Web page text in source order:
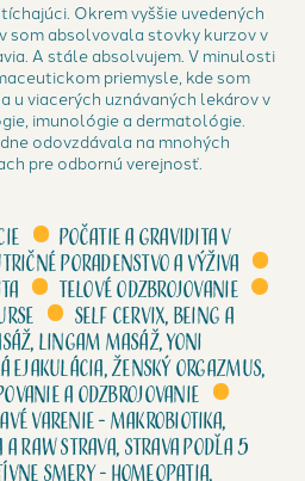
Okrem vyššie uvedených
som absolvovala stovky kurzov v
A stále absolvujem. V minulosti
priemysle, kde som
u viacerých uznávaných lekárov v
imunológie a dermatológie.
odovzdávala na mnohých
pre odbornú verejnosť.
Počatie a gravidita v
poradenstvo a výživa
Telové odzbrojovanie
Self cervix, Being a
Lingam masáž, Yoni
ejakulácia, Ženský orgazmus,
a odzbrojovanie
varenie - Makrobiotika,
a raw strava, strava podľa 5
smery - homeopatia,